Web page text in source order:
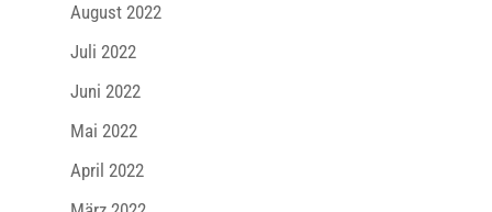
August 2022
Juli 2022
Juni 2022
Mai 2022
April 2022